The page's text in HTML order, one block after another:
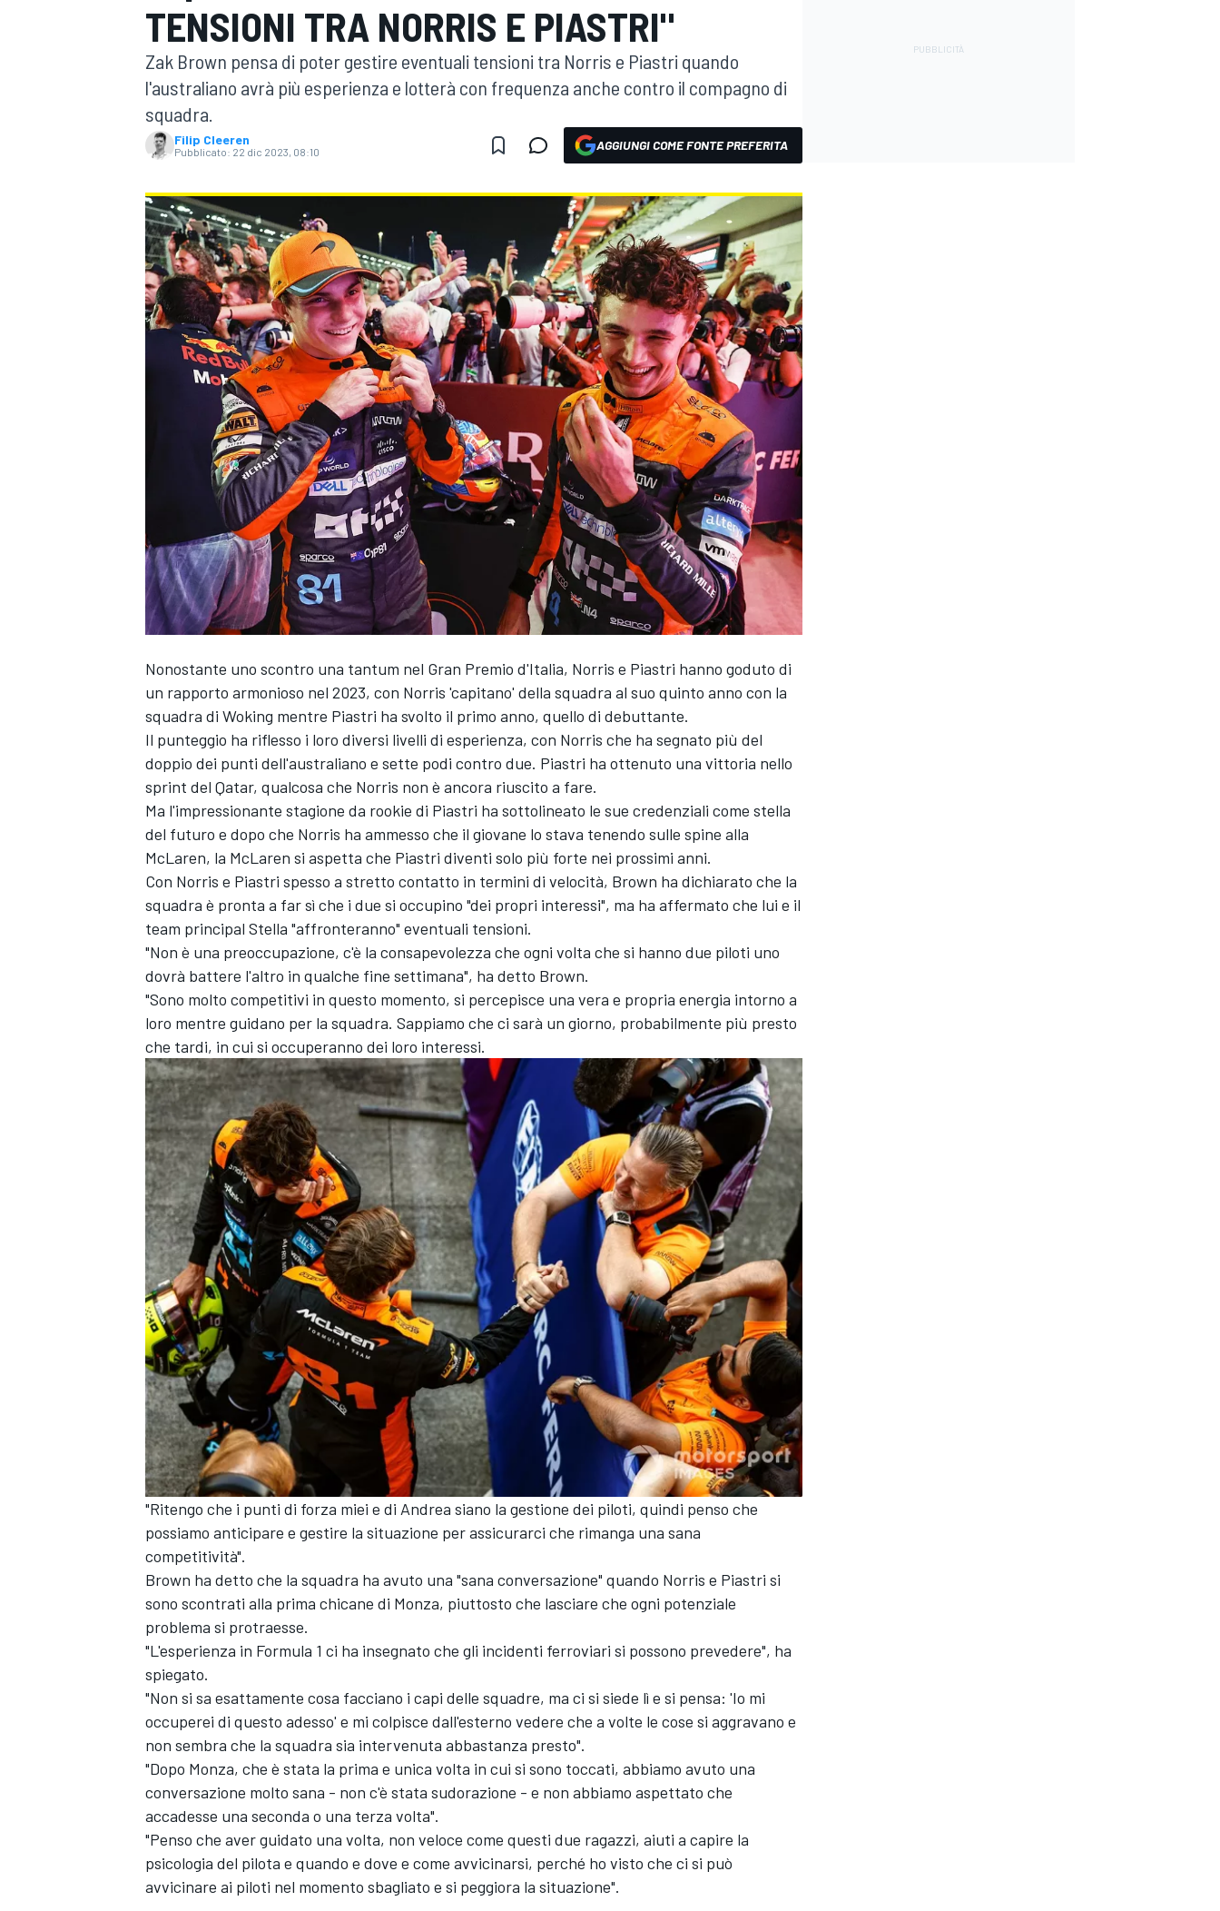
MOTOGP WEC
WRC
MONOPOSTO
ENDURANCE/GT
TENSIONI TRA NORRIS E PIASTRI"
Zak Brown pensa di poter gestire eventuali tensioni tra Norris e Piastri quando
l'australiano avrà più esperienza e lotterà con frequenza anche contro il compagno di
squadra.
Filip Cleeren
Pubblicato: 22 dic 2023, 08:10 AGGIUNGI COME FONTE PREFERITA
Nonostante uno scontro una tantum nel Gran Premio d'Italia, Norris e Piastri hanno goduto di
un rapporto armonioso nel 2023, con Norris 'capitano' della squadra al suo quinto anno con la
squadra di Woking mentre Piastri ha svolto il primo anno, quello di debuttante.
Il punteggio ha riflesso i loro diversi livelli di esperienza, con Norris che ha segnato più del
doppio dei punti dell'australiano e sette podi contro due. Piastri ha ottenuto una vittoria nello
sprint del Qatar, qualcosa che Norris non è ancora riuscito a fare.
Ma l'impressionante stagione da rookie di Piastri ha sottolineato le sue credenziali come stella
del futuro e dopo che Norris ha ammesso che il giovane lo stava tenendo sulle spine alla
McLaren, la McLaren si aspetta che Piastri diventi solo più forte nei prossimi anni.
Con Norris e Piastri spesso a stretto contatto in termini di velocità, Brown ha dichiarato che la
squadra è pronta a far sì che i due si occupino "dei propri interessi", ma ha affermato che lui e il
team principal Stella "affronteranno" eventuali tensioni.
"Non è una preoccupazione, c'è la consapevolezza che ogni volta che si hanno due piloti uno
dovrà battere l'altro in qualche fine settimana", ha detto Brown.
"Sono molto competitivi in questo momento, si percepisce una vera e propria energia intorno a
loro mentre guidano per la squadra. Sappiamo che ci sarà un giorno, probabilmente più presto
che tardi, in cui si occuperanno dei loro interessi.
"Ritengo che i punti di forza miei e di Andrea siano la gestione dei piloti, quindi penso che
possiamo anticipare e gestire la situazione per assicurarci che rimanga una sana
competitività".
Brown ha detto che la squadra ha avuto una "sana conversazione" quando Norris e Piastri si
sono scontrati alla prima chicane di Monza, piuttosto che lasciare che ogni potenziale
problema si protraesse.
"L'esperienza in Formula 1 ci ha insegnato che gli incidenti ferroviari si possono prevedere", ha
spiegato.
"Non si sa esattamente cosa facciano i capi delle squadre, ma ci si siede lì e si pensa: 'Io mi
occuperei di questo adesso' e mi colpisce dall'esterno vedere che a volte le cose si aggravano e
non sembra che la squadra sia intervenuta abbastanza presto".
"Dopo Monza, che è stata la prima e unica volta in cui si sono toccati, abbiamo avuto una
conversazione molto sana - non c'è stata sudorazione - e non abbiamo aspettato che
accadesse una seconda o una terza volta".
"Penso che aver guidato una volta, non veloce come questi due ragazzi, aiuti a capire la
psicologia del pilota e quando e dove e come avvicinarsi, perché ho visto che ci si può
avvicinare ai piloti nel momento sbagliato e si peggiora la situazione".